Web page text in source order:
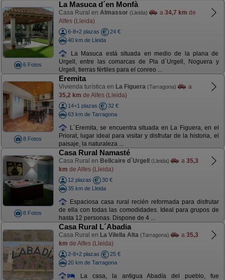
6 Fotos
La Masuca d´en Monfà
Casa Rural en Almassor (Lleida) a 34,7 km de
Alfes (Lleida)
6-8+2 plazas
24 €
40 km de Lleida
La Masuca está situada en medio de la plana de
Urgell, entre las comarcas de Pla d´Urgell, Noguera y
Urgell, tierras fértiles para el conreo ...
8 Fotos
Eremita
Vivienda turística en La Figuera (Tarragona)
a
35,2 km de Alfes (Lleida)
14+1 plazas
32 €
63 km de Tarragona
L´Eremita, se encuentra situada en La Figuera, en el
Priorat, lugar ideal para visitar y disfrutar de la historia, el
paisaje, la naturaleza ...
8 Fotos
Casa Rural Namasté
Casa Rural en Bellcaire d´Urgell (Lleida) a 35,3
km de Alfes (Lleida)
12 plazas
30 €
35 km de Lleida
Espaciosa casa rural recién reformada para disfrutar
de ella con todas las comodidades. Ideal para grupos de
hasta 12 personas. Dispone de 4 ...
Casa Rural L´Abadia
Casa Rural en La Vilella Alta (Tarragona) a 35,3
km de Alfes (Lleida)
2-8+2 plazas
25 €
20 km de Tarragona
La casa, la antigua Abadía del pueblo, fue